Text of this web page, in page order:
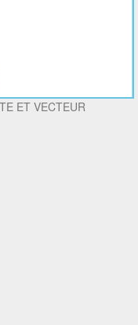
ET VECTEUR